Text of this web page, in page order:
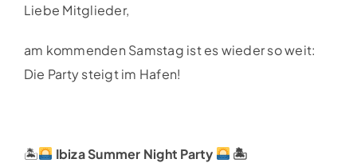
Liebe Mitglieder,
am kommenden Samstag ist es wieder so weit:
Die Party steigt im Hafen!
🏝 Ibiza Summer Night Party 🏝